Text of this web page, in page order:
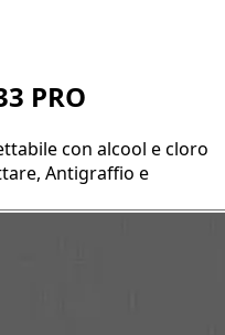
PRO
con alcool e cloro
Antigraffio e